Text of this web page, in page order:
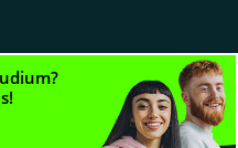
Nutzungsbedingungen